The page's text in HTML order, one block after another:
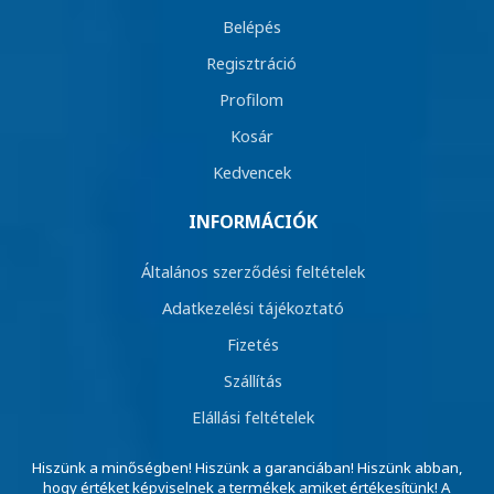
Belépés
Regisztráció
Profilom
Kosár
Kedvencek
INFORMÁCIÓK
Általános szerződési feltételek
Adatkezelési tájékoztató
Fizetés
Szállítás
Elállási feltételek
Hiszünk a minőségben! Hiszünk a garanciában! Hiszünk abban,
hogy értéket képviselnek a termékek amiket értékesítünk! A